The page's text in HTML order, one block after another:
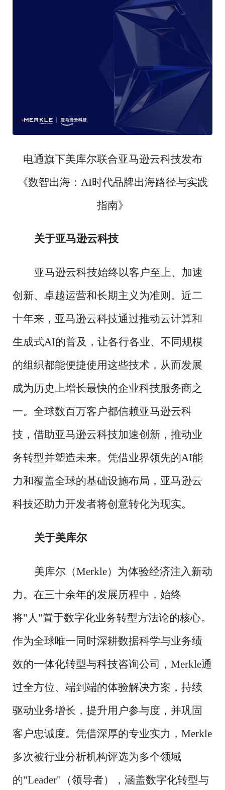
电通旗下美库尔联合亚马逊云科技发布
《数智出海： AI时代品牌出海路径与实践
指南》
关于亚马逊云科技
亚马逊云科技始终以客户至上、加速
创新、卓越运营和长期主义为准则。近二
十年来，亚马逊云科技通过推动云计算和
生成式AI的普及，让各行各业、不同规模
的组织都能便捷使用这些技术，从而发展
成为历史上增长最快的企业科技服务商之
一。全球数百万客户都信赖亚马逊云科
技，借助亚马逊云科技加速创新，推动业
务转型并塑造未来。凭借业界领先的AI能
力和覆盖全球的基础设施布局，亚马逊云
科技还助力开发者将创意转化为现实。
关于美库尔
美库尔（Merkle）为体验经济注入新动
力。在三十余年的发展历程中，始终
将"人"置于数字化业务转型方法论的核心。
作为全球唯一同时深耕数据科学与业务绩
效的一体化转型与科技咨询公司，Merkle通
过全方位、端到端的体验解决方案，持续
驱动业务增长，提升用户参与度，并巩固
客户忠诚度。凭借深厚的专业实力，Merkle
多次被行业分析机构评选为多个领域
的"Leader"（领导者），涵盖数字化转型与